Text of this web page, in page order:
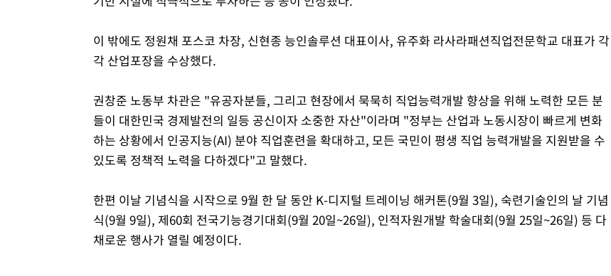
이 밖에도 정원채 포스코 차장, 신현종 능인솔루션 대표이사, 유주화 라사라패션직업전문학교 대표가 각
각 산업포장을 수상했다.
권창준 노동부 차관은 "유공자분들, 그리고 현장에서 묵묵히 직업능력개발 향상을 위해 노력한 모든 분
들이 대한민국 경제발전의 일등 공신이자 소중한 자산"이라며 "정부는 산업과 노동시장이 빠르게 변화
하는 상황에서 인공지능(AI) 분야 직업훈련을 확대하고, 모든 국민이 평생 직업 능력개발을 지원받을 수
있도록 정책적 노력을 다하겠다"고 말했다.
한편 이날 기념식을 시작으로 9월 한 달 동안 K-디지털 트레이닝 해커톤(9월 3일), 숙련기술인의 날 기념
식(9월 9일), 제60회 전국기능경기대회(9월 20일~26일), 인적자원개발 학술대회(9월 25일~26일) 등 다
채로운 행사가 열릴 예정이다.